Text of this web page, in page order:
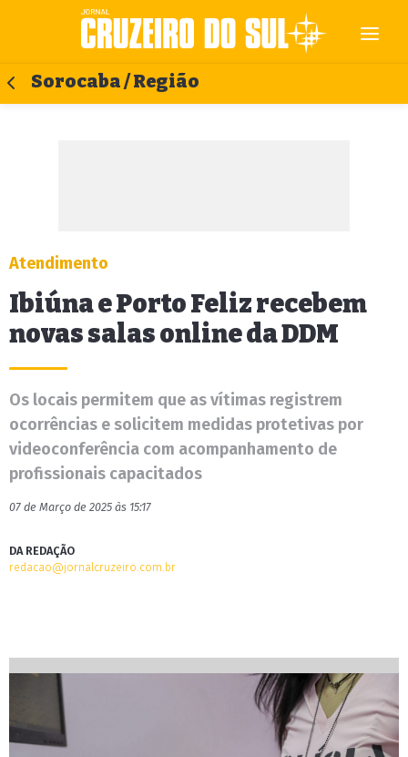
Sorocaba / Região
Atendimento
Ibiúna e Porto Feliz recebem
novas salas online da DDM
Os locais permitem que as vítimas registrem
ocorrências e solicitem medidas protetivas por
videoconferência com acompanhamento de
profissionais capacitados
07 de Março de 2025 às 15:17
DA REDAÇÃO
redacao@jornalcruzeiro.com.br